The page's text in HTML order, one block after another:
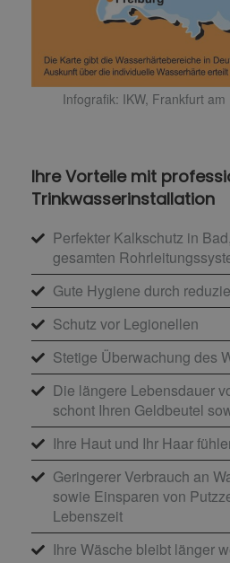
Infografik: IKW, Frankfurt am
Ihre Vorteile mit
Trinkwasserinstallation
Perfekter Kalkschutz in
gesamten
Gute Hygiene durch
Schutz vor Legionellen
Stetige Überwachung des
Die längere Lebensdauer
schont Ihren Geldbeutel
Ihre Haut und Ihr Haar
Geringerer Verbrauch an
sowie Einsparen von
Lebenszeit
Ihre Wäsche bleibt länger